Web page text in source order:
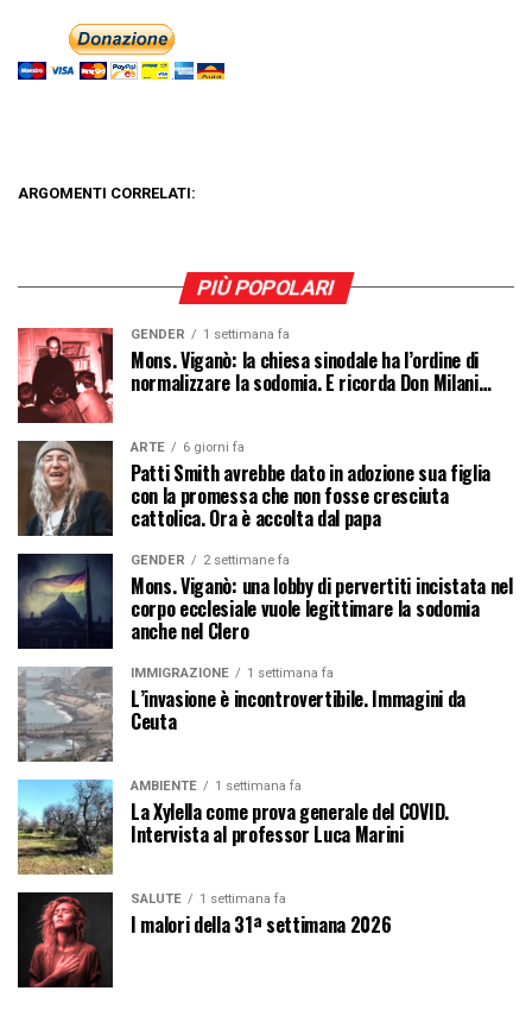
ARGOMENTI CORRELATI:
PIÙ POPOLARI
GENDER 1 settimana fa
Mons. Viganò: la chiesa sinodale ha l’ordine di
normalizzare la sodomia. E ricorda Don Milani…
ARTE 6 giorni fa
Patti Smith avrebbe dato in adozione sua figlia
con la promessa che non fosse cresciuta
cattolica. Ora è accolta dal papa
GENDER 2 settimane fa
Mons. Viganò: una lobby di pervertiti incistata nel
corpo ecclesiale vuole legittimare la sodomia
anche nel Clero
IMMIGRAZIONE 1 settimana fa
L’invasione è incontrovertibile. Immagini da
Ceuta
AMBIENTE 1 settimana fa
La Xylella come prova generale del COVID.
Intervista al professor Luca Marini
SALUTE 1 settimana fa
I malori della 31ª settimana 2026